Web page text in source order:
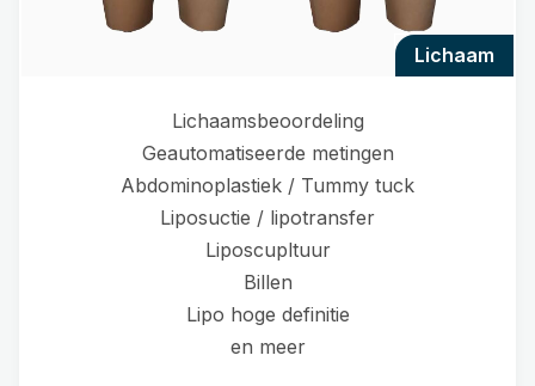
lichaam
Lichaamsbeoordeling
Geautomatiseerde metingen
Abdominoplastiek / Tummy tuck
Liposuctie / lipotransfer
Liposcupltuur
Billen
Lipo hoge definitie
en meer